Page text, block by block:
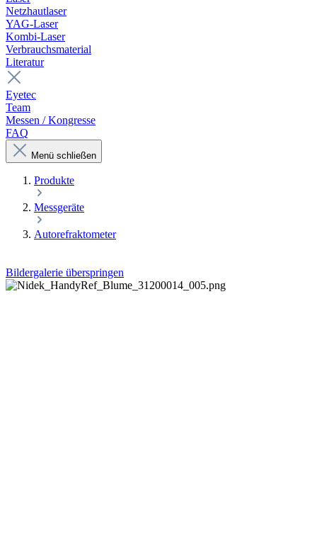
Netzhautlaser
YAG-Laser
Kombi-Laser
Verbrauchsmaterial
Literatur
Eyetec
Team
Messen / Kongresse
FAQ
Menü schließen
Produkte
Messgeräte
Autorefraktometer
Bildergalerie überspringen